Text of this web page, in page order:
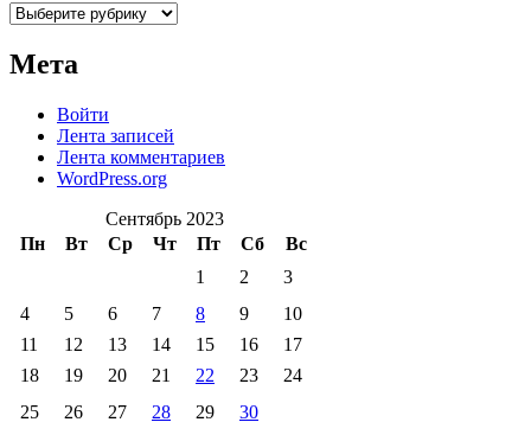
Рубрики
Мета
Войти
Лента записей
Лента комментариев
WordPress.org
Сентябрь 2023
Пн
Вт Ср Чт Пт Сб
Вс
1
2
3
4
5 6 7 8 9
10
11
12 13 14 15 16
17
18
19 20 21 22 23
24
25
26 27 28 29
30